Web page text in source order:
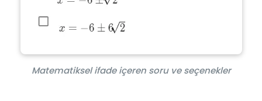
Matematiksel ifade içeren soru ve seçenekler